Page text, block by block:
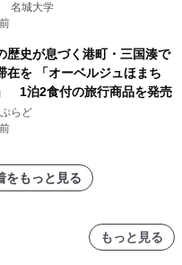
名城大学
歴史が息づく港町・三国湊で
在を 「オーベルジュほまち
1泊2食付の旅行商品を発売
らど
をもっと見る
もっと見る